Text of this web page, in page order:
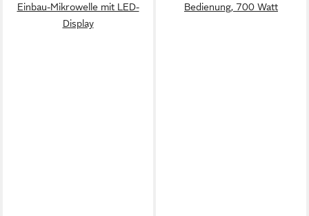
Einbau-Mikrowelle mit LED-
Display
Bedienung, 700 Watt